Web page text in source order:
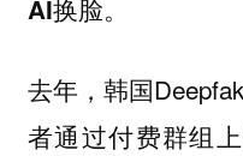
AI换脸。
去年，韩国
者通过付费群组